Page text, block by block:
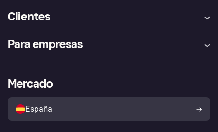
Clientes
Inicio de sesión
Directorio de tiendas
Política de protección al
comprador de Klarna
Reclamaciones
Para empresas
Acceso empresas
Mercado
España